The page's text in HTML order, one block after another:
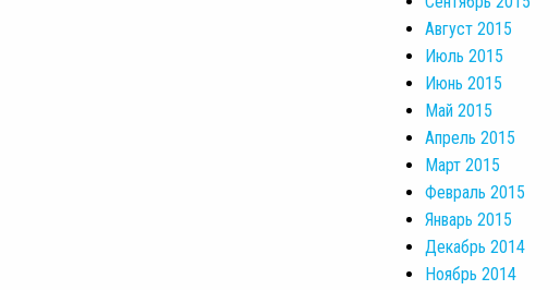
Август 2015
Июль 2015
Июнь 2015
Май 2015
Апрель 2015
Март 2015
Февраль 2015
Январь 2015
Декабрь 2014
Ноябрь 2014